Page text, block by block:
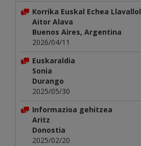
Korrika Euskal Echea Llavallol
Aitor Alava
Buenos Aires, Argentina
2026/04/11
Euskaraldia
Sonia
Durango
2025/05/30
Informazioa gehitzea
Aritz
Donostia
2025/02/20